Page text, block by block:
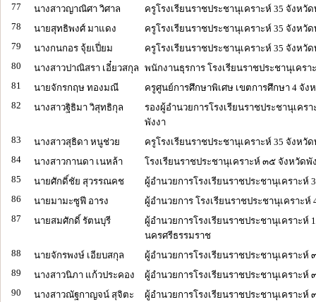
77
นางสาวญาณิศา วิศาล
ครูโรงเรียนราชประชานุเคราะห์ 35 จังหวัด
78
นายสุทธิพงศ์ มาแดง
ครูโรงเรียนราชประชานุเคราะห์ 35 จังหวัด
79
นางกนกอร จุ้ยเปี่ยม
ครูโรงเรียนราชประชานุเคราะห์ 35 จังหวัด
80
นางสาวปาณิสรา เอี๋ยวสกุล พนักงานธุรการ โรงเรียนราชประชานุเครา
81
นายจักรกฤษ ทองมณี
ครูศูนย์การศึกษาพิเศษ เขตการศึกษา 4 จัง
82
นางสาวฐิธิมา วิสุทธิกุล
รองผู้อำนวยการโรงเรียนราชประชานุเคร
พังงา
83
นางสาวสุธิดา หนูช่วย
ครูโรงเรียนราชประชานุเคราะห์ 35 จังหวัด
84
นางสาวกานดา เนหล้า
โรงเรียนราชประชานุเคราะห์ ๓๕ จังหวัดพั
85
นายศักดิ์ชัย สุวรรณคช
ผู้อำนวยการโรงเรียนราชประชานุเคราะห์
86
นายมามะซูฟี อารง
ผู้อำนวยการ โรงเรียนราชประชานุเคราะห์
87
นายสมศักดิ์ รัตนบุรี
ผู้อำนวยการโรงเรียนราชประชานุเคราะห์
นครศรีธรรมราช
88
นายจักรพงษ์ เอียบสกุล
ผู้อำนวยการโรงเรียนราชประชานุเคราะห์
89
นางสาวนิภา แก้วประคอง
ผู้อำนวยการโรงเรียนราชประชานุเคราะห์
90
นางสาวณัฐกาญจน์ สุจิตะ
ผู้อำนวยการโรงเรียนราชประชานุเคราะห์